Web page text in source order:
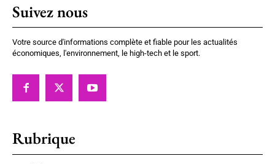
Suivez nous
Votre source d'informations complète et fiable pour les actualités
économiques, l'environnement, le high-tech et le sport.
Rubrique